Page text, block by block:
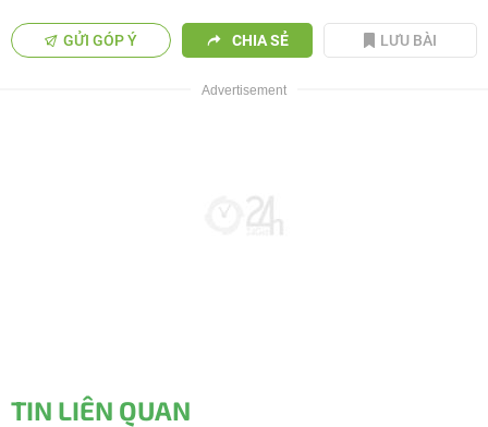
GỬI GÓP Ý CHIA SẺ LƯU BÀI
TIN LIÊN QUAN